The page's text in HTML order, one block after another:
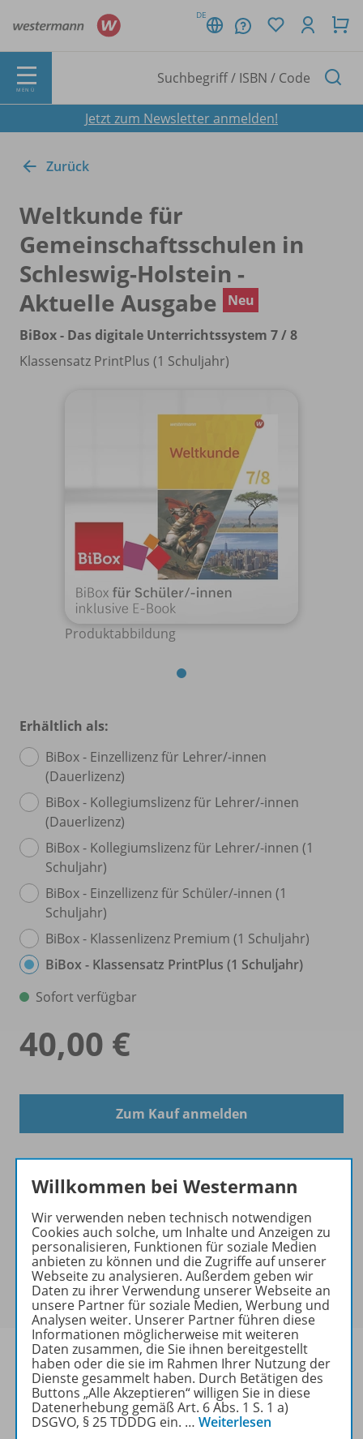
DE
MENÜ
Jetzt zum Newsletter anmelden!
Zurück
Weltkunde für
Gemeinschaftsschulen in
Schleswig-Holstein -
Aktuelle Ausgabe
Neu
BiBox - Das digitale Unterrichtssystem 7 /8
Klassensatz PrintPlus (1 Schuljahr)
Produktabbildung
Erhältlich als:
BiBox - Einzellizenz für Lehrer/-innen
(Dauerlizenz)
BiBox - Kollegiumslizenz für Lehrer/-innen
(Dauerlizenz)
BiBox - Kollegiumslizenz für Lehrer/-innen (1
Schuljahr)
BiBox - Einzellizenz für Schüler/-innen (1
Schuljahr)
BiBox - Klassenlizenz Premium (1 Schuljahr)
BiBox - Klassensatz PrintPlus (1 Schuljahr)
Sofort verfügbar
40,00 €
Zum Kauf anmelden
Exklusiver Kundenkreis
Dieses Produkt darf nur von
Ausbildern/Ausbilderinnen, Schulen, Lehrkräften
und Referendaren/Referendarinnen erworben
werden.
Produktinformationen
Willkommen bei Westermann
Wir verwenden neben technisch notwendigen
Cookies auch solche, um Inhalte und Anzeigen zu
personalisieren, Funktionen für soziale Medien
anbieten zu können und die Zugriffe auf unserer
Webseite zu analysieren. Außerdem geben wir
Daten zu ihrer Verwendung unserer Webseite an
unsere Partner für soziale Medien, Werbung und
Analysen weiter. Unserer Partner führen diese
Informationen möglicherweise mit weiteren
Daten zusammen, die Sie ihnen bereitgestellt
haben oder die sie im Rahmen Ihrer Nutzung der
Dienste gesammelt haben. Durch Betätigen des
Buttons „Alle Akzeptieren“ willigen Sie in diese
Datenerhebung gemäß Art. 6 Abs. 1 S. 1 a)
DSGVO, § 25 TDDDG ein. … Weiterlesen